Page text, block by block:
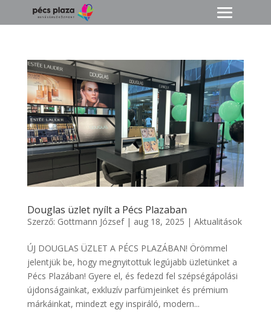
Douglas üzlet nyílt a Pécs Plazaban
Szerző: Gottmann József| aug 18, 2025 | Aktualitások
ÚJ DOUGLAS ÜZLET A PÉCS PLAZÁBAN! Örömmel
jelentjük be, hogy megnyitottuk legújabb üzletünket a
Pécs Plazában! Gyere el, és fedezd fel szépségápolási
újdonságainkat, exkluzív parfümjeinket és prémium
márkáinkat, mindezt egy inspiráló, modern...